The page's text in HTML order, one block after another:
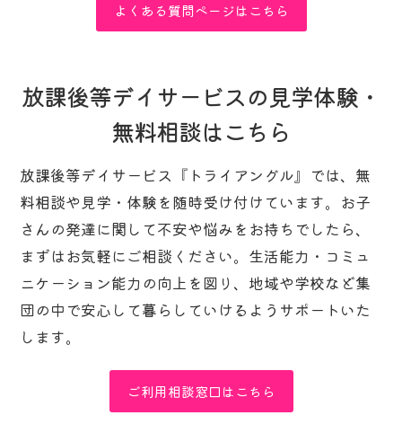
よくある質問ページはこちら
放課後等デイサービスの見学体験・
無料相談はこちら
放課後等デイサービス『トライアングル』では、無
料相談や見学・体験を随時受け付けています。お子
さんの発達に関して不安や悩みをお持ちでしたら、
まずはお気軽にご相談ください。生活能力・コミュ
ニケーション能力の向上を図り、地域や学校など集
団の中で安心して暮らしていけるようサポートいた
します。
ご利用相談窓口はこちら